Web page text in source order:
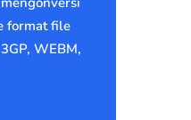
format file
WEBM,